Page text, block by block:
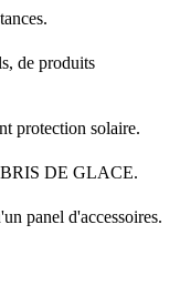
de produits
protection solaire.
BRIS DE GLACE.
panel d'accessoires.